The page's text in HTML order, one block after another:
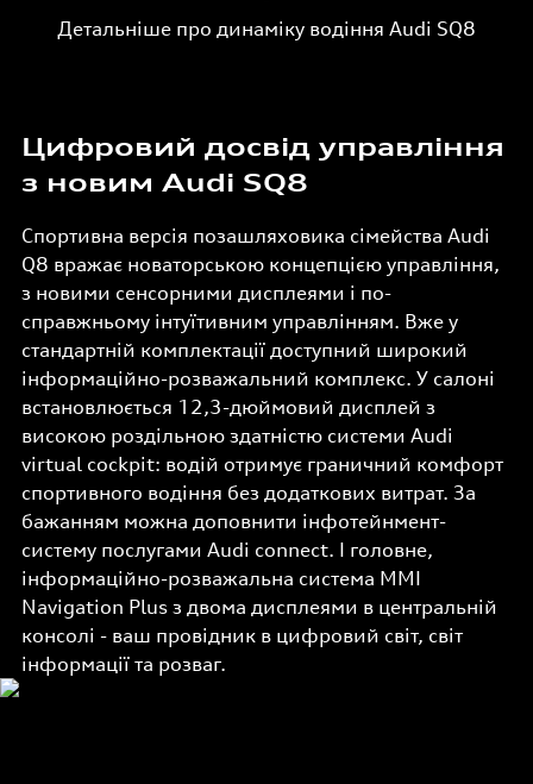
Детальніше про динаміку водіння Audi SQ8
Цифровий досвід управління
з новим Audi SQ8
Спортивна версія позашляховика сімейства Audi
Q8 вражає новаторською концепцією управління,
з новими сенсорними дисплеями і по-
справжньому інтуїтивним управлінням. Вже у
стандартній комплектації доступний широкий
інформаційно-розважальний комплекс. У салоні
встановлюється 12,3-дюймовий дисплей з
високою роздільною здатністю системи Audi
virtual cockpit: водій отримує граничний комфорт
спортивного водіння без додаткових витрат. За
бажанням можна доповнити інфотейнмент-
систему послугами Audi connect. І головне,
інформаційно-розважальна система MMI
Navigation Plus з двома дисплеями в центральній
консолі - ваш провідник в цифровий світ, світ
інформації та розваг.